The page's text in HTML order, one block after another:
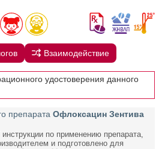
Взаимодействие
удостоверения данного
препарата Офлоксацин Зентива
по применению препарата,
и подготовлено для